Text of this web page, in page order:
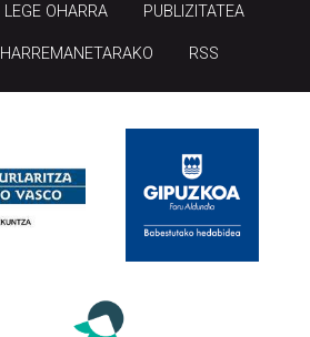
LEGE OHARRA PUBLIZITATEA
HARREMANETARAKO RSS